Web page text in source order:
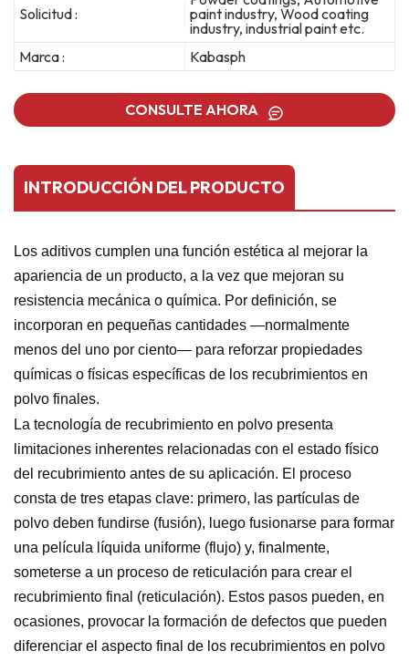
Solicitud :
paint industry, Wood coating
industry, industrial paint etc.
Marca :
Kabasph
CONSULTE AHORA
INTRODUCCIÓN DEL PRODUCTO
Los aditivos cumplen una función estética al mejorar la
apariencia de un producto, a la vez que mejoran su
resistencia mecánica o química. Por definición, se
incorporan en pequeñas cantidades —normalmente
menos del uno por ciento— para reforzar propiedades
químicas o físicas específicas de los recubrimientos en
polvo finales.
La tecnología de recubrimiento en polvo presenta
limitaciones inherentes relacionadas con el estado físico
del recubrimiento antes de su aplicación. El proceso
consta de tres etapas clave: primero, las partículas de
polvo deben fundirse (fusión), luego fusionarse para formar
una película líquida uniforme (flujo) y, finalmente,
someterse a un proceso de reticulación para crear el
recubrimiento final (reticulación). Estos pasos pueden, en
ocasiones, provocar la formación de defectos que pueden
diferenciar el aspecto final de los recubrimientos en polvo